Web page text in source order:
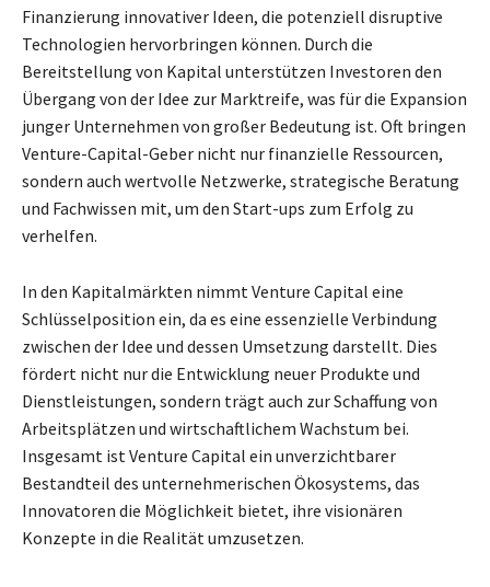
Finanzierung innovativer Ideen, die potenziell disruptive
Technologien hervorbringen können. Durch die
Bereitstellung von Kapital unterstützen Investoren den
Übergang von der Idee zur Marktreife, was für die Expansion
junger Unternehmen von großer Bedeutung ist. Oft bringen
Venture-Capital-Geber nicht nur finanzielle Ressourcen,
sondern auch wertvolle Netzwerke, strategische Beratung
und Fachwissen mit, um den Start-ups zum Erfolg zu
verhelfen.
In den Kapitalmärkten nimmt Venture Capital eine
Schlüsselposition ein, da es eine essenzielle Verbindung
zwischen der Idee und dessen Umsetzung darstellt. Dies
fördert nicht nur die Entwicklung neuer Produkte und
Dienstleistungen, sondern trägt auch zur Schaffung von
Arbeitsplätzen und wirtschaftlichem Wachstum bei.
Insgesamt ist Venture Capital ein unverzichtbarer
Bestandteil des unternehmerischen Ökosystems, das
Innovatoren die Möglichkeit bietet, ihre visionären
Konzepte in die Realität umzusetzen.